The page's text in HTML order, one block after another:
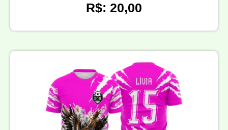
R$: 20,00